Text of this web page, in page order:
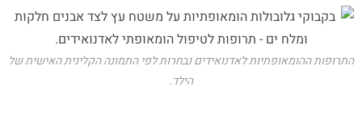
התרופות ההומאופתיות לאדנואידים נבחרות לפי התמונה הקלינית האישית של
הילד.